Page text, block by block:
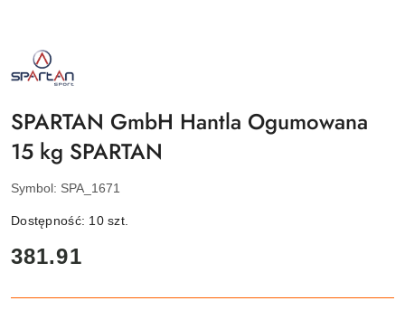
NAZWA
PRODUCENTA:
SPARTAN
SPARTAN GmbH Hantla Ogumowana
15 kg SPARTAN
Symbol: SPA_1671
Dostępność: 10szt.
cena:
381.91